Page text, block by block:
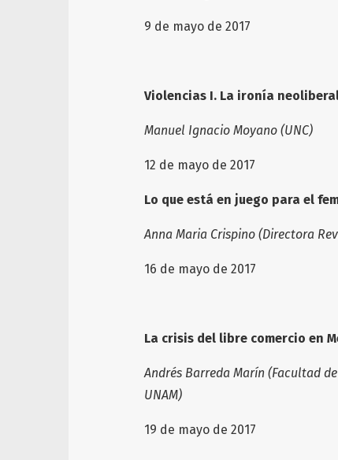
9 de mayo de 2017
Violencias I. La ironía
Manuel Ignacio Moyano (UNC)
12 de mayo de 2017
Lo que está en juego para el
Anna Maria Crispino (Directora
16 de mayo de 2017
La crisis del libre comercio en
Andrés Barreda Marín (Facultad
UNAM)
19 de mayo de 2017